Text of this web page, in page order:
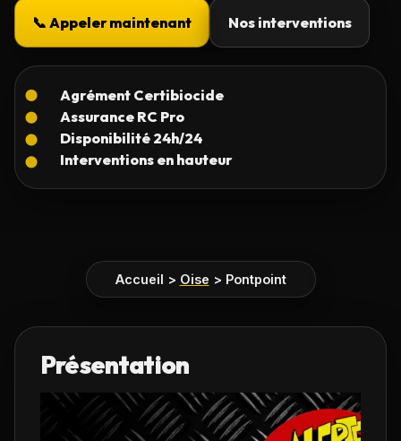
📞 Appeler maintenant Nos interventions
Accueil > Oise > Pontpoint
Présentation